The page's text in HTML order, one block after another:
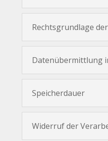
Rechtsgrundlage
Datenübermittlung
Speicherdauer
Widerruf der